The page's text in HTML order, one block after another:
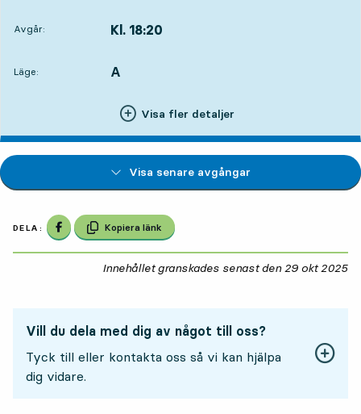
Avgår: Kl. 18:20
Läge:
LÄGE, A
,
Visa fler detaljer
Visa senare avgångar
DELA: Dela på Facebook
Kopiera länk
Innehållet granskades senast den 29 okt 2025
Vill du dela med dig av något till oss?
Tyck till eller kontakta oss så vi kan hjälpa
dig vidare.